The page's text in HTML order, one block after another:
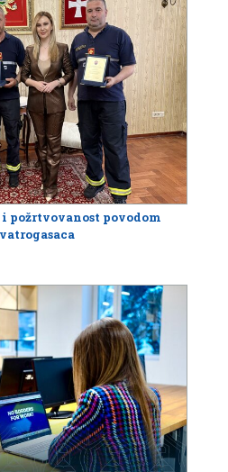
požrtvovanost povodom